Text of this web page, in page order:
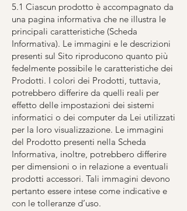
5.1 Ciascun prodotto è accompagnato da
una pagina informativa che ne illustra le
principali caratteristiche (Scheda
Informativa). Le immagini e le descrizioni
presenti sul Sito riproducono quanto più
fedelmente possibile le caratteristiche dei
Prodotti. I colori dei Prodotti, tuttavia,
potrebbero differire da quelli reali per
effetto delle impostazioni dei sistemi
informatici o dei computer da Lei utilizzati
per la loro visualizzazione. Le immagini
del Prodotto presenti nella Scheda
Informativa, inoltre, potrebbero differire
per dimensioni o in relazione a eventuali
prodotti accessori. Tali immagini devono
pertanto essere intese come indicative e
con le tolleranze d’uso.